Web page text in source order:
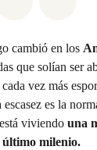
cambió en los
que solían ser
vez más
es la
viviendo una
último milenio.